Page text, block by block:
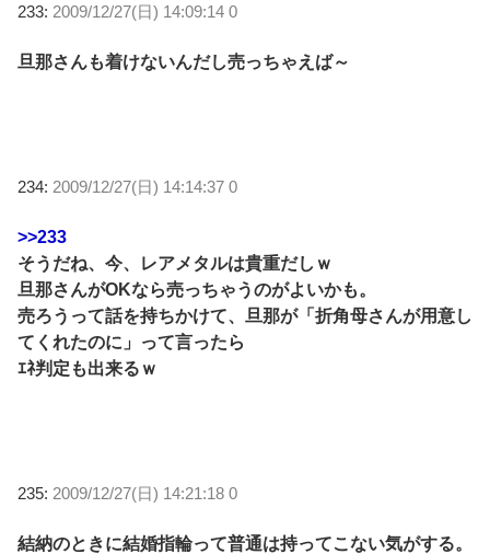
233: 2009/12/27(日) 14:09:14 0
旦那さんも着けないんだし売っちゃえば～
234: 2009/12/27(日) 14:14:37 0
>>233
そうだね、今、レアメタルは貴重だしｗ
旦那さんがOKなら売っちゃうのがよいかも。
売ろうって話を持ちかけて、旦那が「折角母さんが用意し
てくれたのに」って言ったら
ｴﾈ判定も出来るｗ
235: 2009/12/27(日) 14:21:18 0
結納のときに結婚指輪って普通は持ってこない気がする。